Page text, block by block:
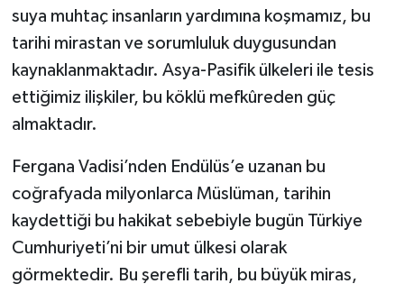
suya muhtaç insanların yardımına koşmamız, bu
tarihi mirastan ve sorumluluk duygusundan
kaynaklanmaktadır. Asya-Pasifik ülkeleri ile tesis
ettiğimiz ilişkiler, bu köklü mefkûreden güç
almaktadır.
Fergana Vadisi’nden Endülüs’e uzanan bu
coğrafyada milyonlarca Müslüman, tarihin
kaydettiği bu hakikat sebebiyle bugün Türkiye
Cumhuriyeti’ni bir umut ülkesi olarak
görmektedir. Bu şerefli tarih, bu büyük miras,